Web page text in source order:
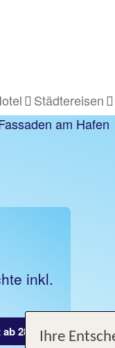
Städtereisen
inkl.
289 €Ihre